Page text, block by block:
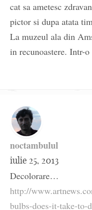
cat sa ametesc
pictor si dupa atata
La muzeul ala din
in recunoastere. Intr-o
noctambulul
iulie 25, 2013
Decolorare…
http://
bulbs-does-it-take-to-